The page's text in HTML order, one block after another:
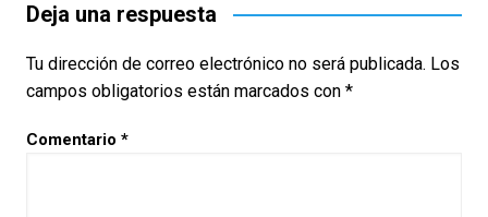
Deja una respuesta
Tu dirección de correo electrónico no será publicada. Los
campos obligatorios están marcados con *
Comentario *